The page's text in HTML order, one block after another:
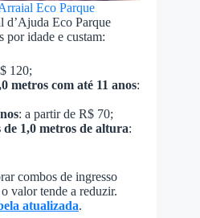
Eco Parque
d’Ajuda Eco Parque
por idade e custam:
120;
metros com até 11 anos:
: a partir de R$ 70;
1,0 metros de altura:
combos de ingresso
valor tende a reduzir.
atualizada.